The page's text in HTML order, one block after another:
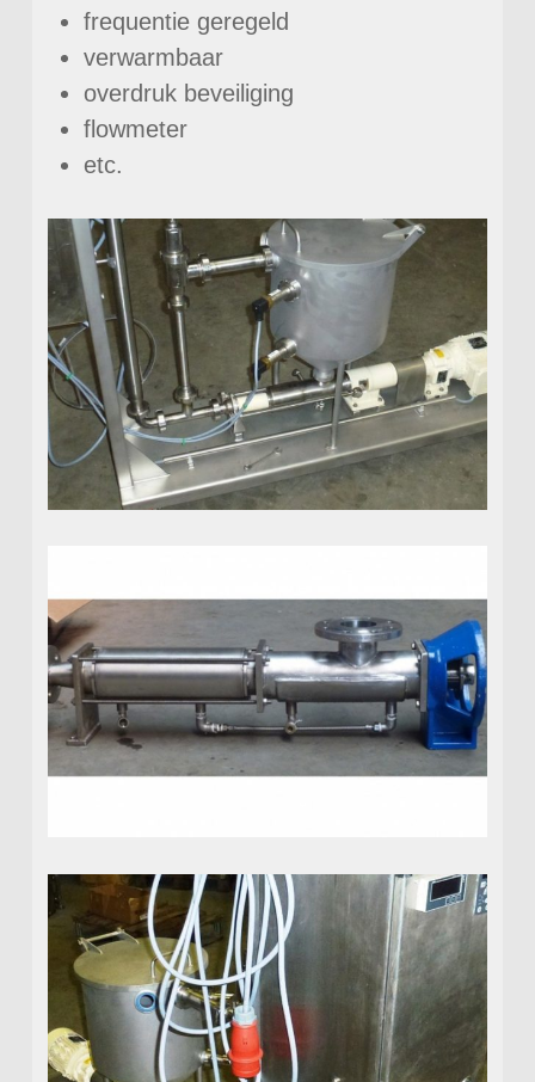
frequentie geregeld
verwarmbaar
overdruk beveiliging
flowmeter
etc.